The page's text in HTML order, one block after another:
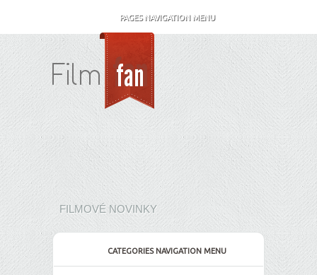
PAGES NAVIGATION MENU
FILMOVÉ NOVINKY
CATEGORIES NAVIGATION MENU